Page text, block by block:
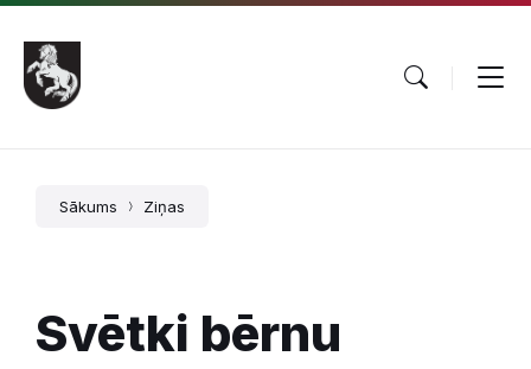
Pāriet
saturu
Skip
main
navigation
Skip
footer
Sākums Ziņas
Svētki bērnu